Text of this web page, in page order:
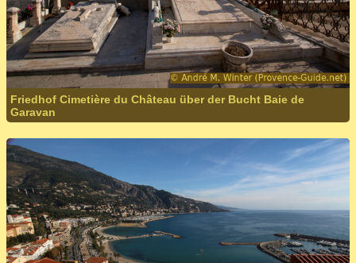
Friedhof Cimetière du Château über der Bucht Baie de
Garavan